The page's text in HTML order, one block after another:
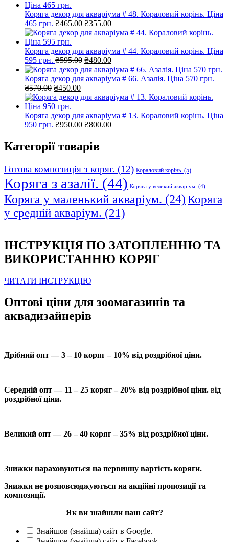
Коряга декор для акваріума # 48. Кораловий корінь. Ціна
465 грн. ₴465.00 Оригінальна
ціна:
₴355.00Поточна
ціна:
Коряга декор для акваріума # 44. Кораловий корінь. Ціна
595 грн. ₴595.00 Оригінальна
ціна:
₴595.00.
₴480.00Поточна
ціна:
₴480.00.
Коряга декор для акваріума # 66. Азалія. Ціна 570 грн.
₴570.00 Оригінальна
ціна:
₴570.00.
₴450.00Поточна
ціна:
Коряга декор для акваріума # 13. Кораловий корінь. Ціна
950 грн. ₴950.00 Оригінальна
₴950.00.
₴800.00Поточна
Категорії товарів
Готова композиція з коряг. (12) Кораловий корінь. (5)
Коряга з азалії. (44) Коряга у великий акваріум. (4)
Коряга у маленький акваріум. (24)Коряга
у средній акваріум. (21)
ІНСТРУКЦІЯ ПО ЗАТОПЛЕННЮ ТА
ВИКОРИСТАННЮ КОРЯГ
ЧИТАТИ ІНСТРУКЦІЮ
Оптові ціни для зоомагазинів та
аквадизайнерів
Дрібний опт — 3 – 10 коряг – 10% від роздрібної ціни.
Середній опт — 11 – 25 коряг – 20% від роздрібної ціни. від
роздрібної ціни.
Великий опт — 26 – 40 коряг – 35% від роздрібної ціни.
Знижки нараховуються на первинну вартість коряги.
Знижки не розповсюджуються на акційні пропозиції та
композиції.
Як ви знайшли наш сайт?
Знайшов (знайша) сайт в Google.